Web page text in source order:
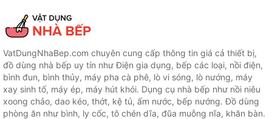
VatDungNhaBep.com chuyên cung cấp thông tin giá cả thiết bị,
đồ dùng nhà bếp uy tín như Điện gia dụng, bếp các loại, nồi điện,
bình đun, bình thủy, máy pha cà phê, lò vi sóng, lò nướng, máy
xay sinh tố, máy ép, máy hút khói. Dụng cụ nhà bếp như nồi niêu
xoong chảo, dao kéo, thớt, kệ tủ, ấm nước, bếp nướng. Đồ dùng
phòng ăn như bình, ly cốc, tô chén dĩa, đũa muỗng nĩa, khăn bàn.